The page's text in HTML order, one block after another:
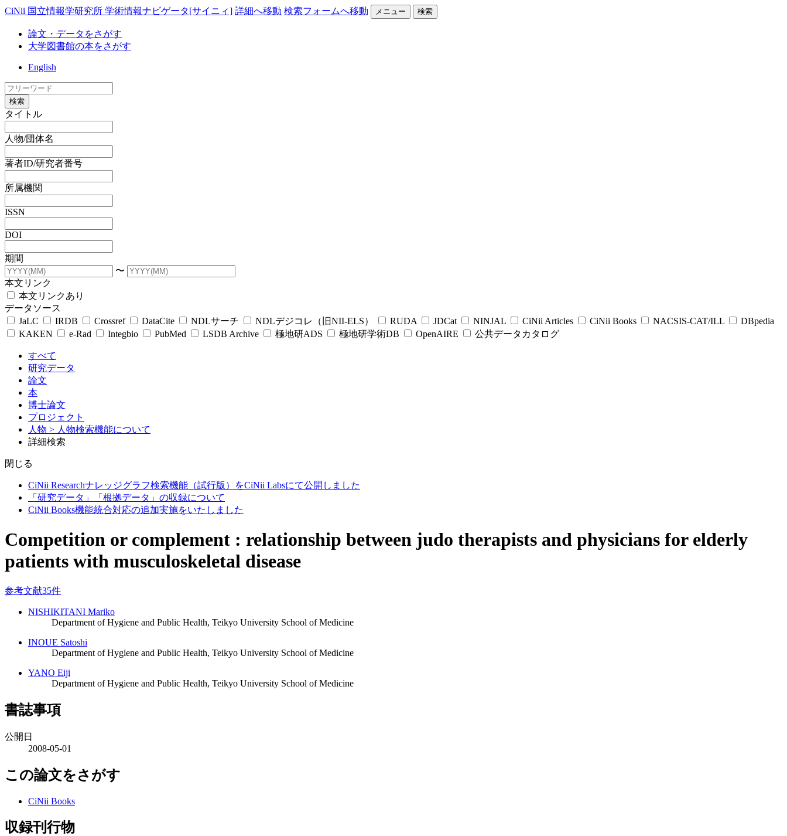
CiNii 国立情報学研究所 学術情報ナビゲータ[サイニィ] 詳細へ移動 検索フォームへ移動 メニュー 検索
論文・データをさがす
大学図書館の本をさがす
English
検索
タイトル
人物/団体名
著者ID/研究者番号
所属機関
ISSN
DOI
期間
〜
本文リンク
本文リンクあり
データソース
JaLC
IRDB Crossref DataCite NDLサーチ NDLデジコレ（旧NII-ELS） RUDA JDCat NINJAL CiNii Articles CiNii Books NACSIS-CAT/ILL
DBpedia
KAKEN
e-Rad Integbio PubMed LSDB Archive 極地研ADS 極地研学術DB OpenAIRE 公共データカタログ
すべて
研究データ
論文
本
博士論文
プロジェクト
人物 > 人物検索機能について
詳細検索
閉じる
CiNii Researchナレッジグラフ検索機能（試行版）をCiNii Labsにて公開しました
「研究データ」「根拠データ」の収録について
CiNii Books機能統合対応の追加実施をいたしました
Competition or complement : relationship between judo therapists and physicians for elderly
patients with musculoskeletal disease
参考文献35件
NISHIKITANI Mariko
Department of Hygiene and Public Health, Teikyo University School of Medicine
INOUE Satoshi
Department of Hygiene and Public Health, Teikyo University School of Medicine
YANO Eiji
Department of Hygiene and Public Health, Teikyo University School of Medicine
書誌事項
公開日
2008-05-01
この論文をさがす
CiNii Books
収録刊行物